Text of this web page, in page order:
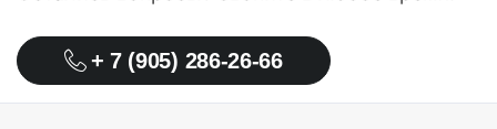
+ 7 (905) 286-26-66